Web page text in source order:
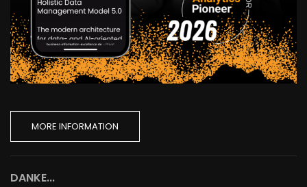
MORE INFORMATION
DANKE...